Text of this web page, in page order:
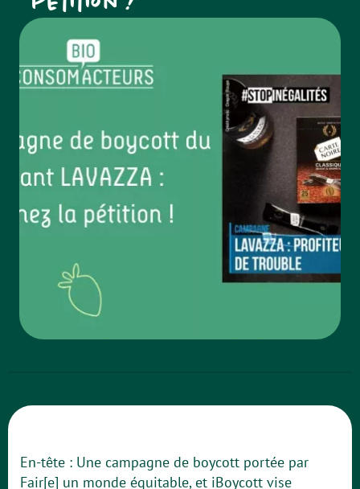
En-tête : Une campagne de boycott portée par
Fair[e] un monde équitable, et iBoycott vise